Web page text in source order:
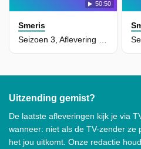
50:50
Smeris
Uitzending gemist?
De laatste afleveringen kijk je via
wanneer: niet als de TV-zender
het jou uitkomt. Onze redactie